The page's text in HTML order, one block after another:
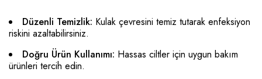
Düzenli Temizlik: Kulak çevresini temiz tutarak enfeksiyon
riskini azaltabilirsiniz.
Doğru Ürün Kullanımı: Hassas ciltler için uygun bakım
ürünleri tercih edin.